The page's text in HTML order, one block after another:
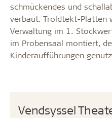
Vendsyssel
schmückendes und
verbaut. Troldtekt-Platten
Verwaltung im 1.
im Probensaal montiert,
Kinderaufführungen